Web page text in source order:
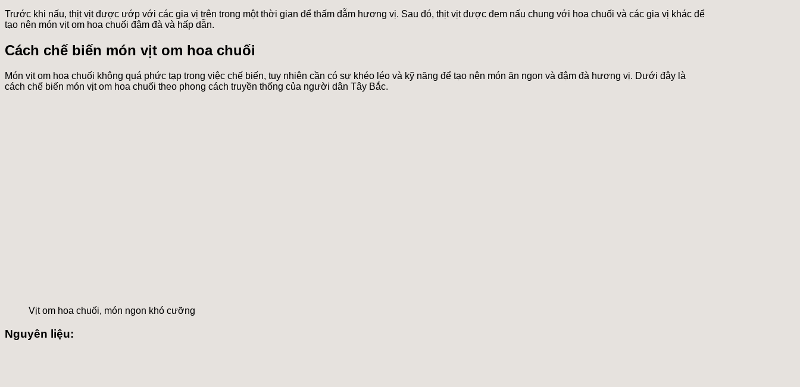
Trước khi nấu, thịt vịt được ướp với các gia vị trên trong một thời gian để thấm đẫm hương vị. Sau đó, thịt vịt được đem nấu chung với hoa chuối và các gia vị khác để
tạo nên món vịt om hoa chuối đậm đà và hấp dẫn.
Cách chế biến món vịt om hoa chuối
Món vịt om hoa chuối không quá phức tạp trong việc chế biến, tuy nhiên cần có sự khéo léo và kỹ năng để tạo nên món ăn ngon và đậm đà hương vị. Dưới đây là
cách chế biến món vịt om hoa chuối theo phong cách truyền thống của người dân Tây Bắc.
Vịt om hoa chuối, món ngon khó cưỡng
Nguyên liệu: